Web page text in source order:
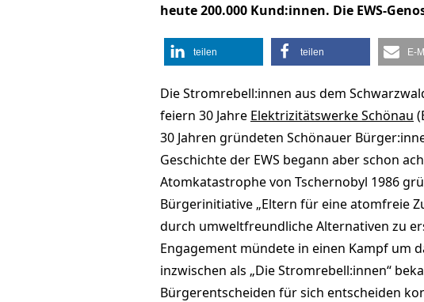
heute 200.000 Kund:innen. Die EWS-
teilen teilen E-
Die Stromrebell:innen aus dem
feiern 30 Jahre Elektrizitätswerke Schönau
30 Jahren gründeten Schönauer
Geschichte der EWS begann aber schon
Atomkatastrophe von Tschernobyl 1986
Bürgerinitiative „Eltern für eine atomfreie
durch umweltfreundliche Alternativen zu
Engagement mündete in einen Kampf um
inzwischen als „Die Stromrebell:innen“
Bürgerentscheiden für sich entscheiden